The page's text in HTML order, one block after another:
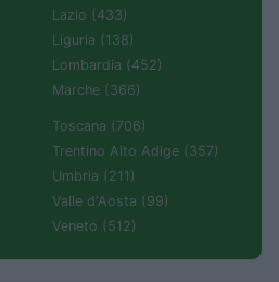
Lazio (433)
Liguria (138)
Lombardia (452)
Marche (366)
Toscana (706)
Trentino Alto Adige (357)
Umbria (211)
Valle d'Aosta (99)
Veneto (512)